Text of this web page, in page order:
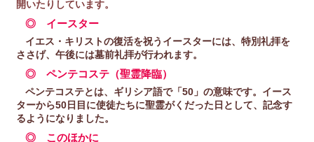
開いたりしています。
◎ イースター
イエス・キリストの復活を祝うイースターには、特別礼拝を
ささげ、午後には墓前礼拝が行われます。
◎ ペンテコステ（聖霊降臨）
ペンテコステとは、ギリシア語で「50」の意味です。イース
ターから50日目に使徒たちに聖霊がくだった日として、記念す
るようになりました。
◎ このほかに